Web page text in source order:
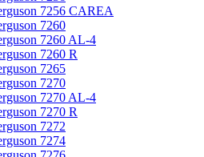
7256 CAREA
7260
7260 AL-4
7260 R
7265
7270
7270 AL-4
7270 R
7272
7274